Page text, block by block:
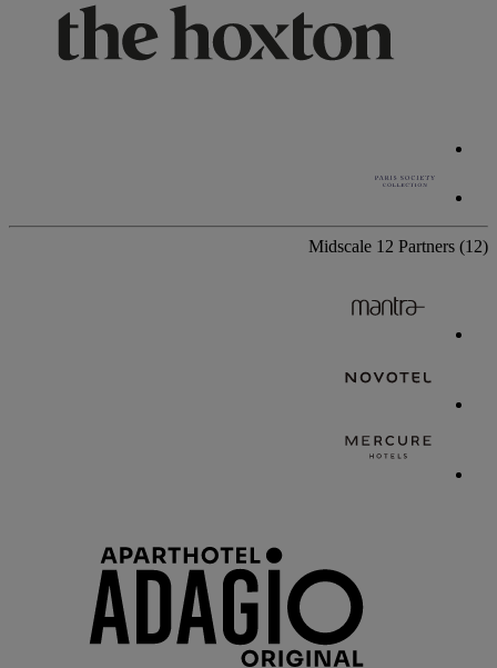
Midscale 12 Partners (12)